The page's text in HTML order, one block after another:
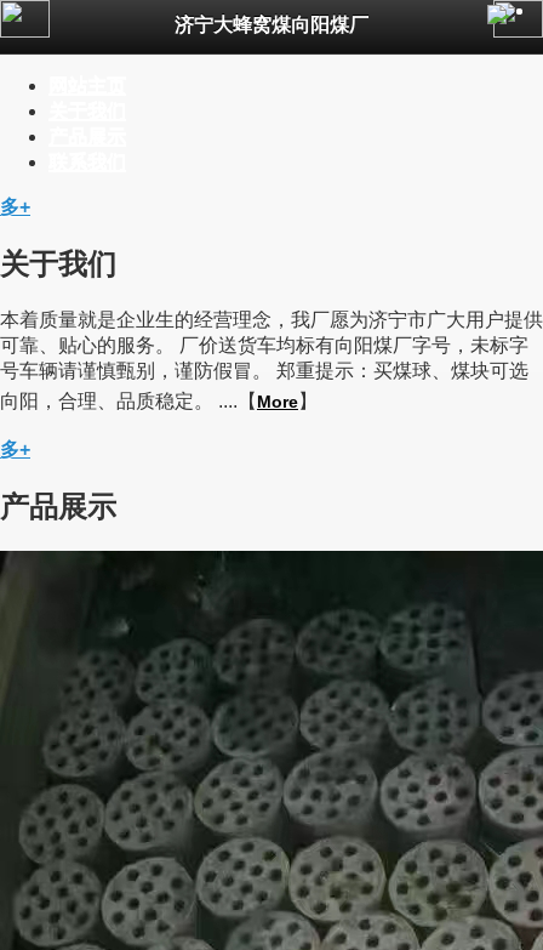
公司简介
新闻资讯
产品展示
联系我们
一键拨号
济宁大蜂窝煤向阳煤厂
多+
关于我们
本着质量就是企业生的经营理念，我厂愿为济宁市广大用户提供
可靠、贴心的服务。 厂价送货车均标有向阳煤厂字号，未标字
号车辆请谨慎甄别，谨防假冒。 郑重提示：买煤球、煤块可选
向阳，合理、品质稳定。 ....【 More】
多+
产品展示